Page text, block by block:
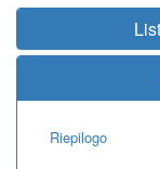
Riepilogo